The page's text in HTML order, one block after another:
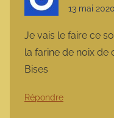
13 mai
Je vais le faire ce
la farine de noix de
Bises
Répondre